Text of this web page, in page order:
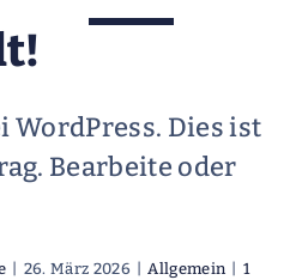
WordPress. Dies ist
Bearbeite oder
26. März 2026 Allgemein
1